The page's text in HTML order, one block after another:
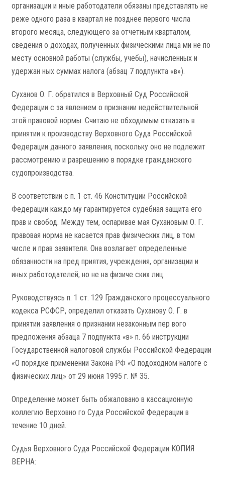
организации и иные работодатели обязаны представлять не
реже одного раза в квартал не позднее первого числа
второго месяца, следующего за отчетным кварталом,
сведения о доходах, полученных физическими лица­ ми не по
месту основной работы (службы, учебы), начисленных и
удержан­ ных суммах налога (абзац 7 подпункта «в»).
Суханов О. Г. обратился в Верховный Суд Российской
Федерации с за­ явлением о признании недействительной
этой правовой нормы. Считаю не­ обходимым отказать в
принятии к производству Верховного Суда Российской
Федерации данного заявления, поскольку оно не подлежит
рассмотрению и разрешению в порядке гражданского
судопроизводства.
В соответствии с п. 1 ст. 46 Конституции Российской
Федерации каждо­ му гарантируется судебная защита его
прав и свобод. Между тем, оспаривае­ мая Сухановым О. Г.
правовая норма не касается прав физических лиц, в том
числе и прав заявителя. Она возлагает определенные
обязанности на пред­ приятия, учреждения, организации и
иных работодателей, но не на физиче­ ских лиц.
Руководствуясь п. 1 ст. 129 Гражданского процессуального
кодекса РСФСР, определил отказать Суханову О. Г. в
принятии заявления о признании незаконным пер­ вого
предложения абзаца 7 подпункта «в» п. 66 инструкции
Государственной налоговой службы Российской Федерации
«О порядке применении Закона РФ «О подоходном налоге с
физических лиц» от 29 июня 1995 г. № 35.
Определение может быть обжаловано в кассационную
коллегию Верховно­ го Суда Российской Федерации в
течение 10 дней.
Судья Верховного Суда Российской Федерации КОПИЯ
ВЕРНА: